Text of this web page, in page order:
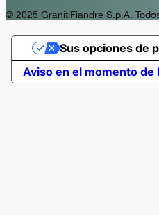
© 2025 GranitiFiandre S.p.A.
Aviso en el momento de
Sus opciones de